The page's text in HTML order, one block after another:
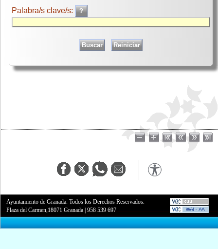
Palabra/s clave/s:
Ayuntamiento de Granada. Todos los Derechos Reservados.
Plaza del Carmen,18071 Granada |958 539 697